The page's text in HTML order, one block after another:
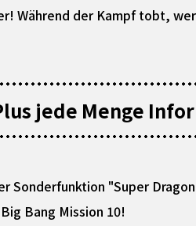
Während der Kampf tobt,
jede Menge
Sonderfunktion "Super
Bang Mission 10!